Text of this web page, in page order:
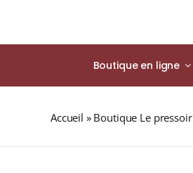
Boutique en ligne
Accueil » Boutique Le pressoir